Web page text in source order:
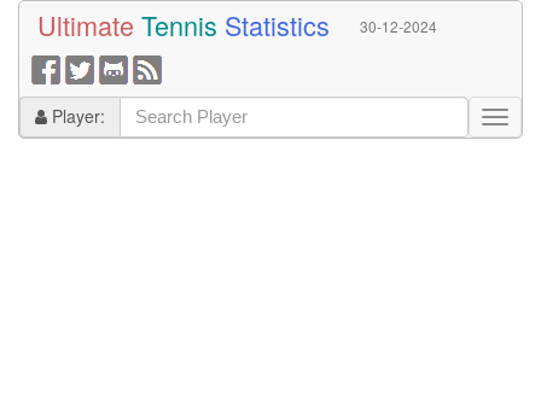
Ultimate Tennis Statistics 30-12-2024
Player: